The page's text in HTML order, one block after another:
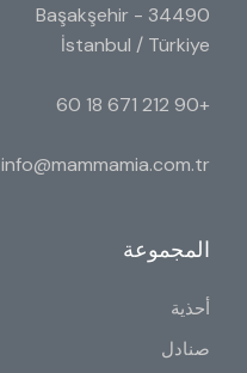
34490 Başakşehir -
İstanbul / Türkiye
+90 212 671 18 60
info@mammamia.com.tr
المجموعة
أحذية
صنادل